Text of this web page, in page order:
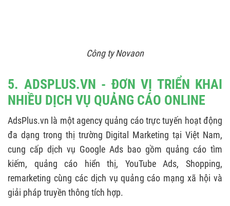
Công ty Novaon
5. ADSPLUS.VN - ĐƠN VỊ TRIỂN KHAI
NHIỀU DỊCH VỤ QUẢNG CÁO ONLINE
AdsPlus.vn là một agency quảng cáo trực tuyến hoạt động
đa dạng trong thị trường Digital Marketing tại Việt Nam,
cung cấp dịch vụ Google Ads bao gồm quảng cáo tìm
kiếm, quảng cáo hiển thị, YouTube Ads, Shopping,
remarketing cùng các dịch vụ quảng cáo mạng xã hội và
giải pháp truyền thông tích hợp.